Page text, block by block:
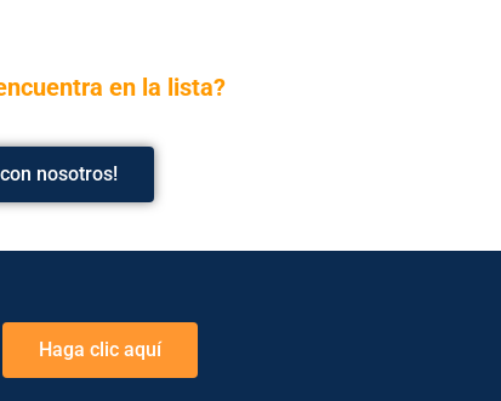
en la lista?
nosotros!
Haga clic aquí